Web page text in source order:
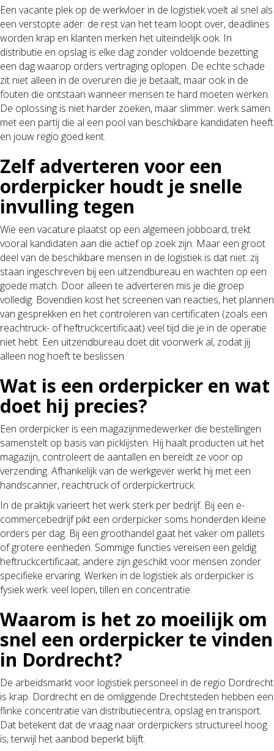
Een vacante plek op de werkvloer in de logistiek voelt al snel als
een verstopte ader: de rest van het team loopt over, deadlines
worden krap en klanten merken het uiteindelijk ook. In
distributie en opslag is elke dag zonder voldoende bezetting
een dag waarop orders vertraging oplopen. De echte schade
zit niet alleen in de overuren die je betaalt, maar ook in de
fouten die ontstaan wanneer mensen te hard moeten werken.
De oplossing is niet harder zoeken, maar slimmer: werk samen
met een partij die al een pool van beschikbare kandidaten heeft
en jouw regio goed kent.
Zelf adverteren voor een
orderpicker houdt je snelle
invulling tegen
Wie een vacature plaatst op een algemeen jobboard, trekt
vooral kandidaten aan die actief op zoek zijn. Maar een groot
deel van de beschikbare mensen in de logistiek is dat niet: zij
staan ingeschreven bij een uitzendbureau en wachten op een
goede match. Door alleen te adverteren mis je die groep
volledig. Bovendien kost het screenen van reacties, het plannen
van gesprekken en het controleren van certificaten (zoals een
reachtruck- of heftruckcertificaat) veel tijd die je in de operatie
niet hebt. Een uitzendbureau doet dit voorwerk al, zodat jij
alleen nog hoeft te beslissen.
Wat is een orderpicker en wat
doet hij precies?
Een orderpicker is een magazijnmedewerker die bestellingen
samenstelt op basis van picklijsten. Hij haalt producten uit het
magazijn, controleert de aantallen en bereidt ze voor op
verzending. Afhankelijk van de werkgever werkt hij met een
handscanner, reachtruck of orderpickertruck.
In de praktijk varieert het werk sterk per bedrijf. Bij een e-
commercebedrijf pikt een orderpicker soms honderden kleine
orders per dag. Bij een groothandel gaat het vaker om pallets
of grotere eenheden. Sommige functies vereisen een geldig
heftruckcertificaat; andere zijn geschikt voor mensen zonder
specifieke ervaring. Werken in de logistiek als orderpicker is
fysiek werk: veel lopen, tillen en concentratie.
Waarom is het zo moeilijk om
snel een orderpicker te vinden
in Dordrecht?
De arbeidsmarkt voor logistiek personeel in de regio Dordrecht
is krap. Dordrecht en de omliggende Drechtsteden hebben een
flinke concentratie van distributiecentra, opslag en transport.
Dat betekent dat de vraag naar orderpickers structureel hoog
is, terwijl het aanbod beperkt blijft.